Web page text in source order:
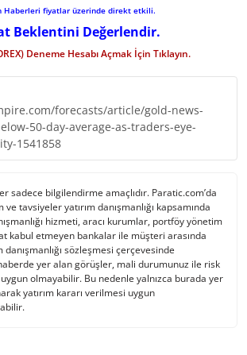
Haberleri fiyatlar üzerinde direkt etkili.
Beklentini Değerlendir.
Deneme Hesabı Açmak İçin Tıklayın.
forecasts/article/gold-news-
50-day-average-as-traders-eye-
1541858
sadece bilgilendirme amaçlıdır. Paratic.com’da
tavsiyeler yatırım danışmanlığı kapsamında
hizmeti, aracı kurumlar, portföy yönetim
kabul etmeyen bankalar ile müşteri arasında
danışmanlığı sözleşmesi çerçevesinde
yer alan görüşler, mali durumunuz ile risk
olmayabilir. Bu nedenle yalnızca burada yer
yatırım kararı verilmesi uygun